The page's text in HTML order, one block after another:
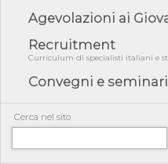
04/08/26 - DL PA: previste
per ...
04/08/26 - International
COP31, An...
04/08/26 - CdS, project
04/08/26 - Rapporto Anac
penali per ...
04/08/26 - CdS:
Agevolazioni ai
Recruitment
Curriculum di specialisti italiani e
Convegni e seminari
Cerca nel sito